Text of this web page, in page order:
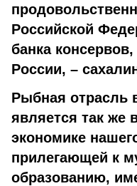
Российской
банка
России, –
Рыбная отрасль
является так же
экономике
прилегающей к
образованию,